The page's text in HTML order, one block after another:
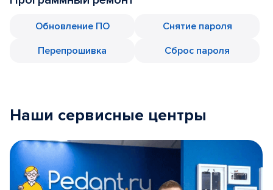
Обновление ПО
Снятие пароля
Перепрошивка
Сброс пароля
Наши сервисные центры